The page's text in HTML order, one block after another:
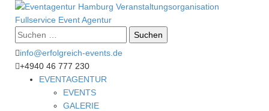
Suche
nach:
info@erfolgreich-events.de
+4940 46 777 230
EVENTAGENTUR
EVENTS
GALERIE